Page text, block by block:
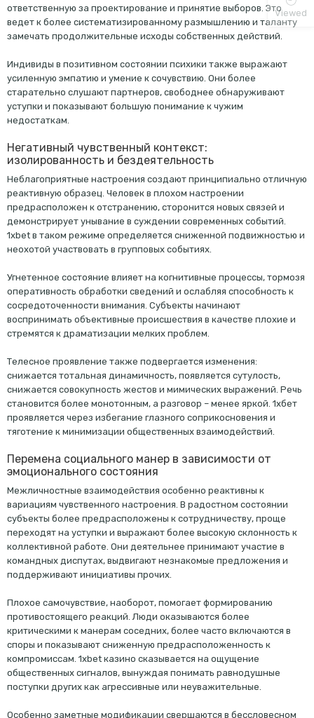
ответственную за проектирование и принятие выборов. Это
ведет к более систематизированному размышлению и таланту
замечать продолжительные исходы собственных действий.
Индивиды в позитивном состоянии психики также выражают
усиленную эмпатию и умение к сочувствию. Они более
старательно слушают партнеров, свободнее обнаруживают
уступки и показывают большую понимание к чужим
недостаткам.
Негативный чувственный контекст:
изолированность и бездеятельность
Неблагоприятные настроения создают принципиально отличную
реактивную образец. Человек в плохом настроении
предрасположен к отстранению, сторонится новых связей и
демонстрирует унывание в суждении современных событий.
1xbet в таком режиме определяется сниженной подвижностью и
неохотой участвовать в групповых событиях.
Угнетенное состояние влияет на когнитивные процессы, тормозя
оперативность обработки сведений и ослабляя способность к
сосредоточенности внимания. Субъекты начинают
воспринимать объективные происшествия в качестве плохие и
стремятся к драматизации мелких проблем.
Телесное проявление также подвергается изменения:
снижается тотальная динамичность, появляется сутулость,
снижается совокупность жестов и мимических выражений. Речь
становится более монотонным, а разговор – менее яркой. 1хбет
проявляется через избегание глазного соприкосновения и
тяготение к минимизации общественных взаимодействий.
Перемена социального манер в зависимости от
эмоционального состояния
Межличностные взаимодействия особенно реактивны к
вариациям чувственного настроения. В радостном состоянии
субъекты более предрасположены к сотрудничеству, проще
переходят на уступки и выражают более высокую склонность к
коллективной работе. Они деятельнее принимают участие в
командных диспутах, выдвигают незнакомые предложения и
поддерживают инициативы прочих.
Плохое самочувствие, наоборот, помогает формированию
противостоящего реакций. Люди оказываются более
критическими к манерам соседних, более часто включаются в
споры и показывают сниженную предрасположенность к
компромиссам. 1xbet казино сказывается на ощущение
общественных сигналов, вынуждая понимать равнодушные
поступки других как агрессивные или неуважительные.
Особенно заметные модификации свершаются в бессловесном
Viewed